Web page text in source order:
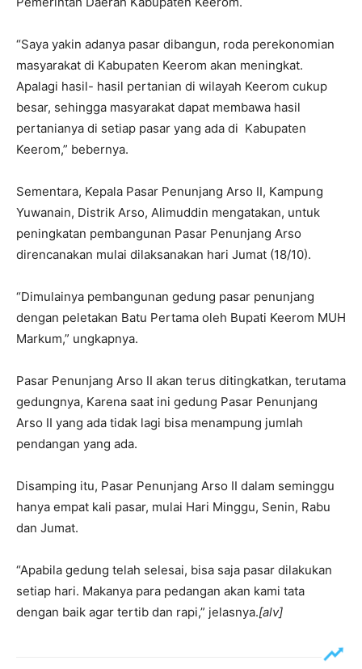
“Saya yakin adanya pasar dibangun, roda perekonomian
masyarakat di Kabupaten Keerom akan meningkat.
Apalagi hasil- hasil pertanian di wilayah Keerom cukup
besar, sehingga masyarakat dapat membawa hasil
pertanianya di setiap pasar yang ada di Kabupaten
Keerom,” bebernya.
Sementara, Kepala Pasar Penunjang Arso II, Kampung
Yuwanain, Distrik Arso, Alimuddin mengatakan, untuk
peningkatan pembangunan Pasar Penunjang Arso
direncanakan mulai dilaksanakan hari Jumat (18/10).
“Dimulainya pembangunan gedung pasar penunjang
dengan peletakan Batu Pertama oleh Bupati Keerom MUH
Markum,” ungkapnya.
Pasar Penunjang Arso II akan terus ditingkatkan, terutama
gedungnya, Karena saat ini gedung Pasar Penunjang
Arso II yang ada tidak lagi bisa menampung jumlah
pendangan yang ada.
Disamping itu, Pasar Penunjang Arso II dalam seminggu
hanya empat kali pasar, mulai Hari Minggu, Senin, Rabu
dan Jumat.
“Apabila gedung telah selesai, bisa saja pasar dilakukan
setiap hari. Makanya para pedangan akan kami tata
dengan baik agar tertib dan rapi,” jelasnya.[alv]